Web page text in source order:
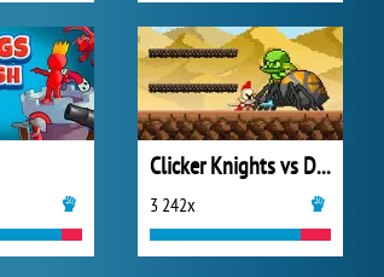
Clicker Knights vs Dragons
3 242x